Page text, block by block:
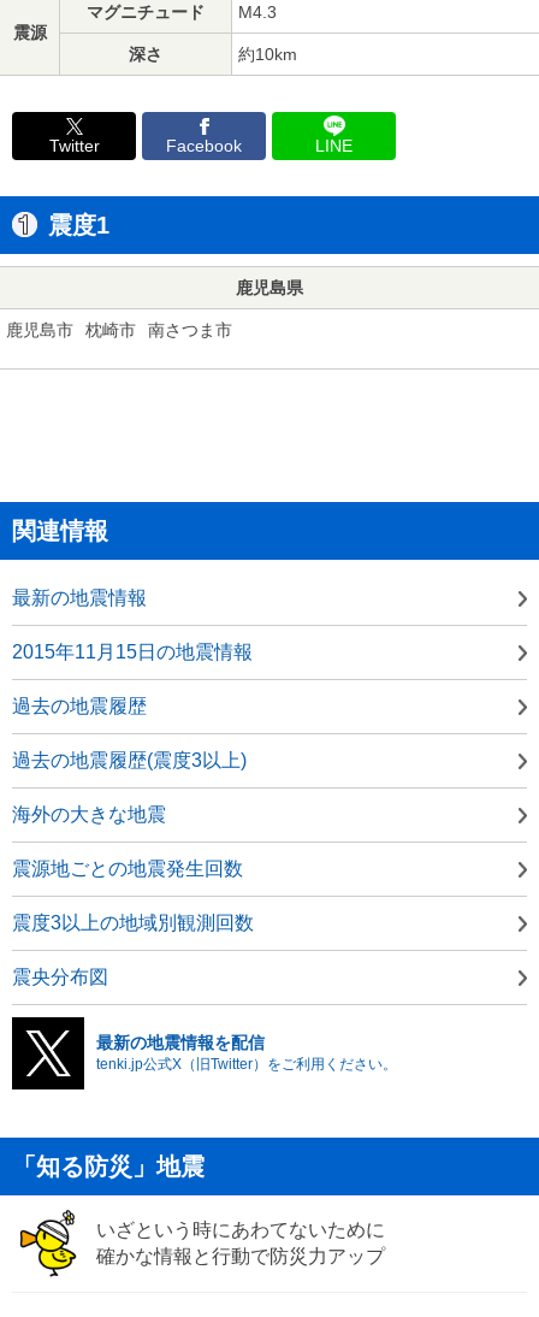
震源
マグニチュード M4.3
深さ 約10km
Twitter Facebook LINE
震度1
鹿児島県
鹿児島市 枕崎市 南さつま市
関連情報
最新の地震情報
2015年11月15日の地震情報
過去の地震履歴
過去の地震履歴(震度3以上)
海外の大きな地震
震源地ごとの地震発生回数
震度3以上の地域別観測回数
震央分布図
最新の地震情報を配信
tenki.jp公式X（旧Twitter）をご利用ください。
「知る防災」地震
いざという時にあわてないために
確かな情報と行動で防災力アップ